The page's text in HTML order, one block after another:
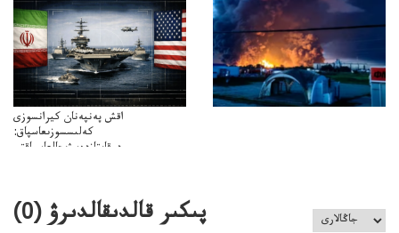
اقش پەنپەنان كيرانسوزى
كەلىسسوزىعاسپاق:
دوقايتازدەسۋىجالعاسپاقتى
پىكىر قالدىقالدىرۋ (0
)